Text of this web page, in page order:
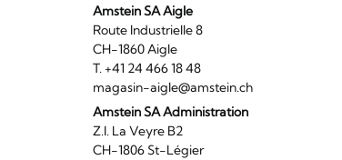
Amstein SA Aigle
Route Industrielle 8
CH-1860 Aigle
T. +41 24 466 18 48
magasin-aigle@amstein.ch
Amstein SA Administration
Z.I. La Veyre B2
CH-1806 St-Légier